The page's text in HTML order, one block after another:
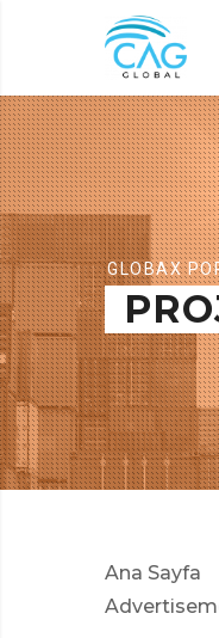
GLOBAX
Ana Sayfa